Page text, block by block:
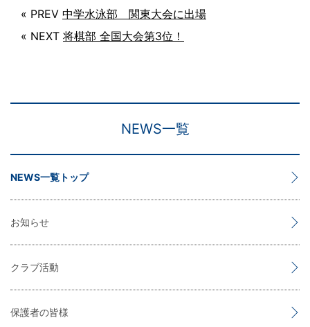
« PREV 中学水泳部 関東大会に出場
« NEXT 将棋部 全国大会第3位！
NEWS一覧
NEWS一覧トップ
お知らせ
クラブ活動
保護者の皆様